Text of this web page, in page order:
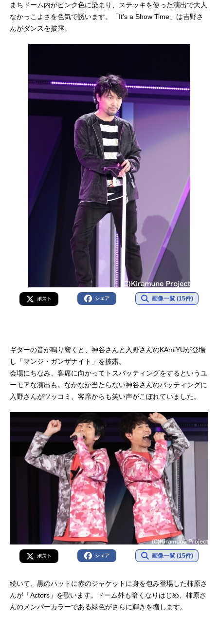
まちドーム内がピンク色に染まり、ステッキを使った演出で大人
なかっこよさを色気で誘います。「It's a Show Time」は吉野さ
んがダンスを披露。
ポスト シェア 画像一覧 (15件)
ギターの音が鳴り響くと、神谷さんと入野さんのKAmiYUが登場
し「マンジ・ガンザナイト」を披露。
会場にちなみ、客席に向かってトスバッティングをするというユ
ーモアな演出も。なかなか当たらない神谷さんのバッティングに
入野さんがツッコミ、客席からも笑い声がこぼれていました。
ポスト シェア 画像一覧 (15件)
続いて、黒のハットに赤のジャケットに身を包み登場した柿原さ
んが「Actors」を歌います。ドーム外も暗くなりはじめ、柿原さ
んのメンバーカラーである緑色がさらに輝きを増します。